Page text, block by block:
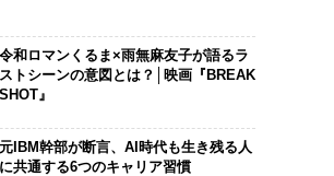
令和ロマンくるま×雨無麻友子が語るラ
ストシーンの意図とは？│映画『BREAK
SHOT』
元IBM幹部が断言、AI時代も生き残る人
に共通する6つのキャリア習慣